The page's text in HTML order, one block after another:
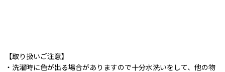
【取り扱いご注意】
・洗濯時に色が出る場合がありますので十分水洗いをして、他の物